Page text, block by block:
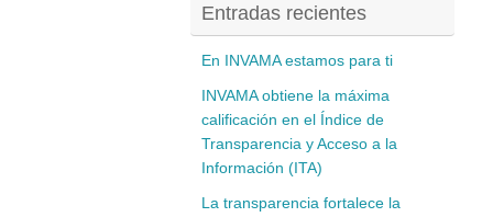
Entradas recientes
En INVAMA estamos para ti
INVAMA obtiene la máxima
calificación en el Índice de
Transparencia y Acceso a la
Información (ITA)
La transparencia fortalece la